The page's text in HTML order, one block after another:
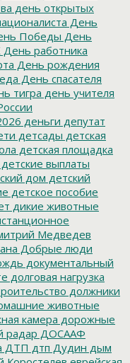
день открытых
День
Победы День
День работника
День рождения
День спасателя
тигра день учителя
деньги депутат
детсады детская
детская площадка
детские выплаты
дом детский
детское пособие
дикие животные
Медведев
Добрые люди
документальный
долговая нагрузка
должники
животные
камера дорожные
радар ДОСААФ
ДТП дтп Дудин дым